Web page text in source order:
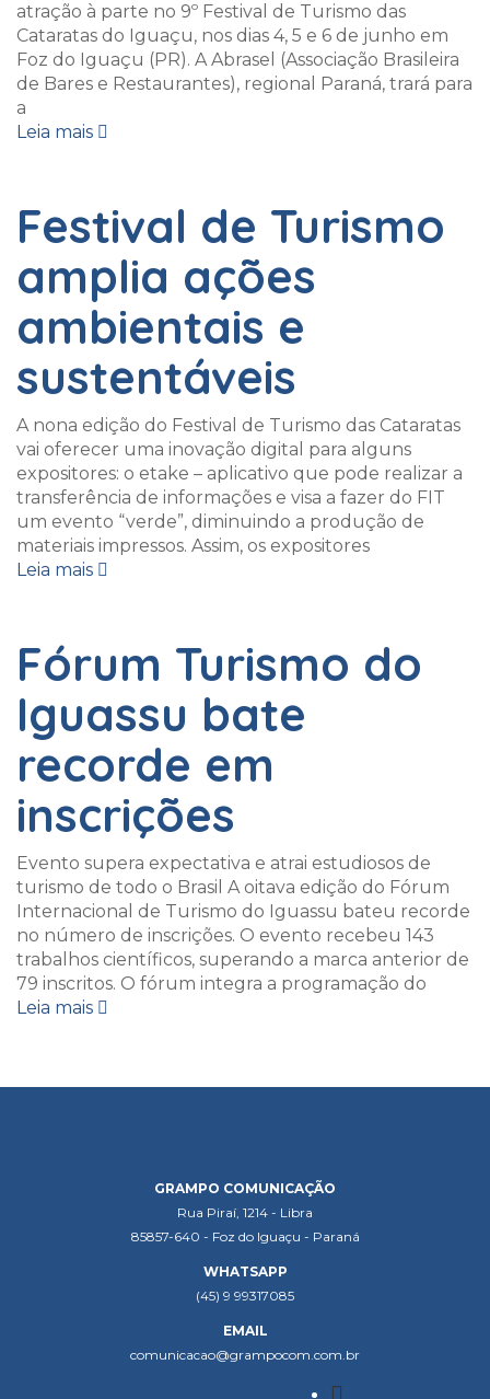
atração à parte no 9º Festival de Turismo das
Cataratas do Iguaçu, nos dias 4, 5 e 6 de junho em
Foz do Iguaçu (PR). A Abrasel (Associação Brasileira
de Bares e Restaurantes), regional Paraná, trará para
a
Leia mais
Festival de Turismo
amplia ações
ambientais e
sustentáveis
A nona edição do Festival de Turismo das Cataratas
vai oferecer uma inovação digital para alguns
expositores: o etake – aplicativo que pode realizar a
transferência de informações e visa a fazer do FIT
um evento “verde”, diminuindo a produção de
materiais impressos. Assim, os expositores
Leia mais
Fórum Turismo do
Iguassu bate
recorde em
inscrições
Evento supera expectativa e atrai estudiosos de
turismo de todo o Brasil A oitava edição do Fórum
Internacional de Turismo do Iguassu bateu recorde
no número de inscrições. O evento recebeu 143
trabalhos científicos, superando a marca anterior de
79 inscritos. O fórum integra a programação do
Leia mais
GRAMPO COMUNICAÇÃO
Rua Piraí, 1214 - Libra
85857-640 - Foz do Iguaçu - Paraná
WHATSAPP
(45) 9 99317085
EMAIL
comunicacao@grampocom.com.br